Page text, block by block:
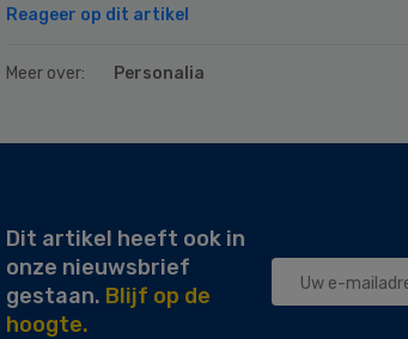
Reageer op dit artikel
Meer over: Personalia
Dit artikel heeft ook in
onze nieuwsbrief
gestaan. Blijf op de
hoogte.